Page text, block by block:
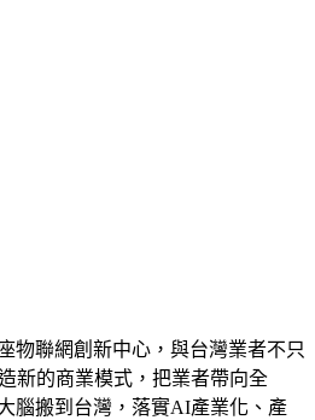
物聯網創新中心，與台灣業者不只
新的商業模式，把業者帶向全
腦搬到台灣，落實AI產業化、產